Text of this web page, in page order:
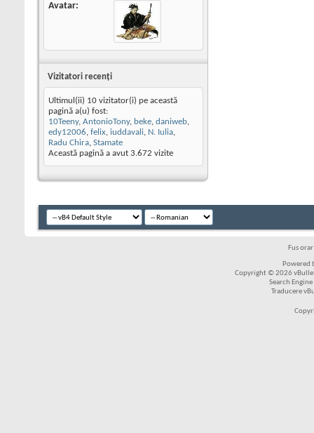
Avatar
Vizitatori recenţi
Ultimul(ii) 10 vizitator(i) pe această
pagină a(u) fost:
10Teeny, AntonioTony, beke, daniweb,
edy12006, felix, iuddavali, N. Iulia,
Radu Chira, Stamate
Această pagină a avut 3.672 vizite
Fus
Powered
Copyright © 2026
Search
Traducere